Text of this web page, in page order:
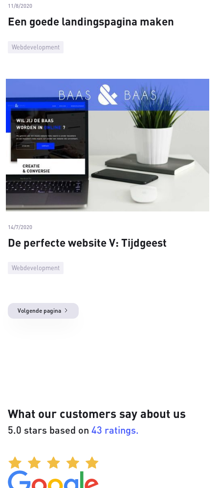
Webdevelopment
11/8/2020
Een goede landingspagina maken
Webdevelopment
14/7/2020
De perfecte website V: Tijdgeest
Volgende pagina
What our customers say about us
5.0 stars based on 43 ratings.